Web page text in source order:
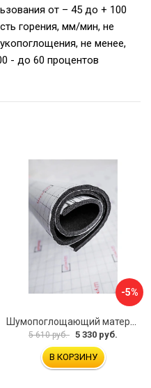
от – 45 до + 100
горения, мм/мин, не
не менее,
- до 60 процентов
-5%
5 610 руб. 5 330 руб.
В КОРЗИНУ